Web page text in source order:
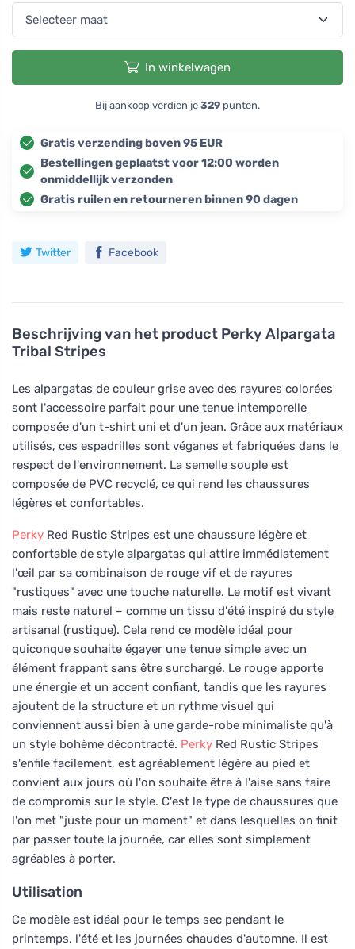
Beschrijving van het product Perky Alpargata
Tribal Stripes
Les alpargatas de couleur grise avec des rayures colorées
sont l'accessoire parfait pour une tenue intemporelle
composée d'un t-shirt uni et d'un jean. Grâce aux matériaux
utilisés, ces espadrilles sont véganes et fabriquées dans le
respect de l'environnement. La semelle souple est
composée de PVC recyclé, ce qui rend les chaussures
légères et confortables.
Perky Red Rustic Stripes est une chaussure légère et
confortable de style alpargatas qui attire immédiatement
l'œil par sa combinaison de rouge vif et de rayures
"rustiques" avec une touche naturelle. Le motif est vivant
mais reste naturel – comme un tissu d'été inspiré du style
artisanal (rustique). Cela rend ce modèle idéal pour
quiconque souhaite égayer une tenue simple avec un
élément frappant sans être surchargé. Le rouge apporte
une énergie et un accent confiant, tandis que les rayures
ajoutent de la structure et un rythme visuel qui
conviennent aussi bien à une garde-robe minimaliste qu'à
un style bohème décontracté. Perky Red Rustic Stripes
s'enfile facilement, est agréablement légère au pied et
convient aux jours où l'on souhaite être à l'aise sans faire
de compromis sur le style. C'est le type de chaussures que
l'on met "juste pour un moment" et dans lesquelles on finit
par passer toute la journée, car elles sont simplement
agréables à porter.
Utilisation
Ce modèle est idéal pour le temps sec pendant le
printemps, l'été et les journées chaudes d'automne. Il est
In winkelwagen
Bij aankoop verdien je 329 punten.
Gratis verzending boven 95 EUR
Bestellingen geplaatst voor 12:00 worden
onmiddellijk verzonden
Gratis ruilen en retourneren binnen 90 dagen
Twitter Facebook